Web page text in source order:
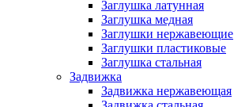
Заглушка латунная
Заглушка медная
Заглушки нержавеющие
Заглушки пластиковые
Заглушка стальная
Задвижка
Задвижка нержавеющая